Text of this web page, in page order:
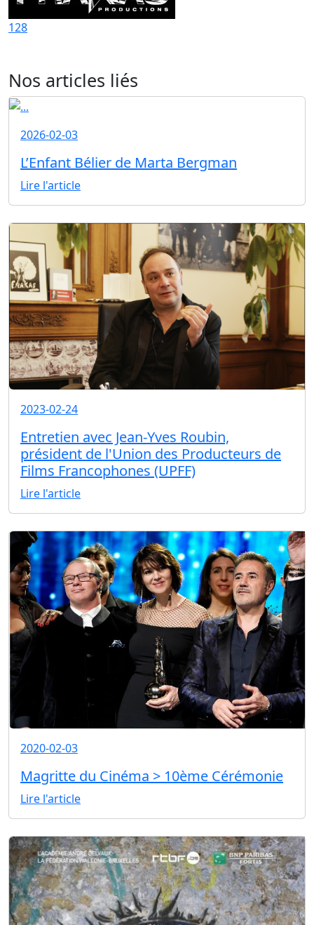
128
Nos articles liés
2026-02-03
L’Enfant Bélier de Marta Bergman
Lire l'article
2023-02-24
Entretien avec Jean-Yves Roubin,
président de l'Union des Producteurs de
Films Francophones (UPFF)
Lire l'article
2020-02-03
Magritte du Cinéma > 10ème Cérémonie
Lire l'article